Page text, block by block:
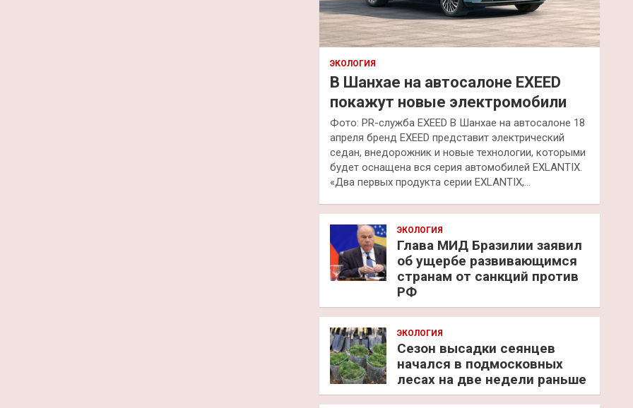
ЭКОЛОГИЯ
В Шанхае на автосалоне EXEED
покажут новые электромобили
Фото: PR-служба EXEED В Шанхае на автосалоне 18
апреля бренд EXEED представит электрический
седан, внедорожник и новые технологии, которыми
будет оснащена вся серия автомобилей EXLANTIX.
«Два первых продукта серии EXLANTIX,…
ЭКОЛОГИЯ
Глава МИД Бразилии заявил
об ущербе развивающимся
странам от санкций против
РФ
ЭКОЛОГИЯ
Сезон высадки сеянцев
начался в подмосковных
лесах на две недели раньше